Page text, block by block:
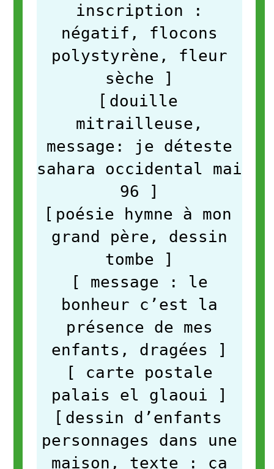
inscription :
négatif, flocons
polystyrène, fleur
sèche
]
[ douille
mitrailleuse,
message: je déteste
sahara occidental mai
96
]
[ poésie hymne à mon
grand père, dessin
tombe
]
[ message : le
bonheur c’est la
présence de mes
enfants, dragées
]
[ carte postale
palais el glaoui
]
[ dessin d’enfants
personnages dans une
maison, texte : ça